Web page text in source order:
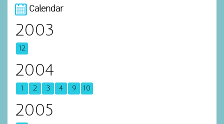
Calendar
2003
12
2004
1 2 3 4 9 10
2005